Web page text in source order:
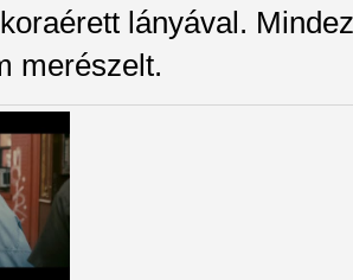
lányával.
merészelt.